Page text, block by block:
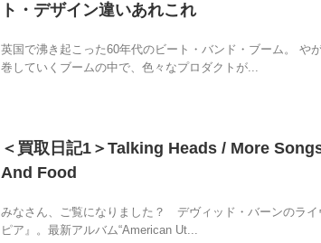
ト・デザイン違いあれこれ
英国で沸き起こった60年代のビート・バンド・ブーム。 や
巻していくブームの中で、色々なプロダクトが...
＜買取日記1＞Talking Heads / More
And Food
みなさん、ご覧になりました？ デヴィッド・バーンのライ
ピア』。最新アルバム“American Ut...